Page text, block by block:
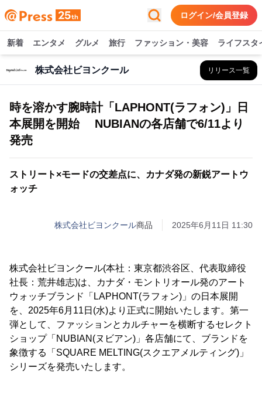
ログイン/会員登録
新着 エンタメ グルメ 旅行 ファッション・美容 ライフスタ
株式会社ビヨンクール リリース一覧
時を溶かす腕時計「LAPHONT(ラフォン)」日
本展開を開始 NUBIANの各店舗で6/11より
発売
ストリート×モードの交差点に、カナダ発の新鋭アートウ
ォッチ
株式会社ビヨンクール商品 2025年6月11日 11:30
株式会社ビヨンクール(本社：東京都渋谷区、代表取締役
社長：荒井雄志)は、カナダ・モントリオール発のアート
ウォッチブランド「LAPHONT(ラフォン)」の日本展開
を、2025年6月11日(水)より正式に開始いたします。第一
弾として、ファッションとカルチャーを横断するセレクト
ショップ「NUBIAN(ヌビアン)」各店舗にて、ブランドを
象徴する「SQUARE MELTING(スクエアメルティング)」
シリーズを発売いたします。